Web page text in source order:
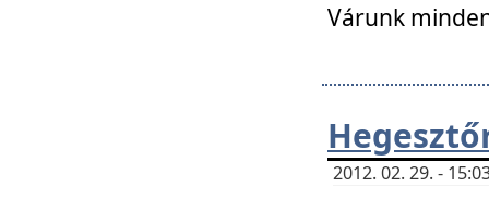
Várunk
2012. 02. 29. -